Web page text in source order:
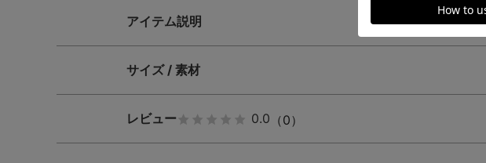
アイテム説明
サイズ / 素材
レビュー 0.0 （0）